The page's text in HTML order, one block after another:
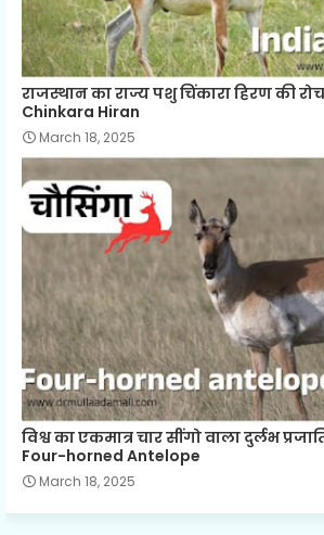
राजस्थान का राज्य पशु चिंकारा हिरण की
Chinkara Hiran
March 18, 2025
विश्व का एकमात्र चार सींगो वाला दुर्लभ
Four-horned Antelope
March 18, 2025